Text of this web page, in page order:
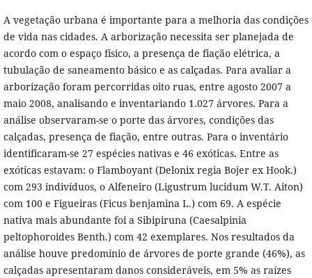
A vegetação urbana é importante para a melhoria das condições
de vida nas cidades. A arborização necessita ser planejada de
acordo com o espaço físico, a presença de fiação elétrica, a
tubulação de saneamento básico e as calçadas. Para avaliar a
arborização foram percorridas oito ruas, entre agosto 2007 a
maio 2008, analisando e inventariando 1.027 árvores. Para a
análise observaram-se o porte das árvores, condições das
calçadas, presença de fiação, entre outras. Para o inventário
identificaram-se 27 espécies nativas e 46 exóticas. Entre as
exóticas estavam: o Flamboyant (Delonix regia Bojer ex Hook.)
com 293 indivíduos, o Alfeneiro (Ligustrum lucidum W.T. Aiton)
com 100 e Figueiras (Ficus benjamina L.) com 69. A espécie
nativa mais abundante foi a Sibipiruna (Caesalpinia
peltophoroides Benth.) com 42 exemplares. Nos resultados da
análise houve predomínio de árvores de porte grande (46%), as
calçadas apresentaram danos consideráveis, em 5% as raízes